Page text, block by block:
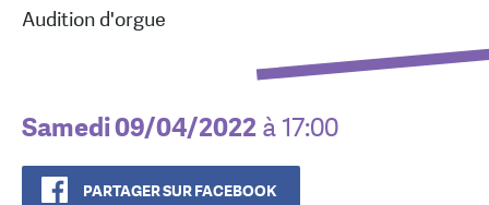
Audition d'orgue
Samedi 09/04/2022 à 17:00
PARTAGER SUR FACEBOOK